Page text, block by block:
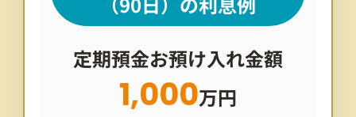
定期預金お預け入れ金額
1,000万円